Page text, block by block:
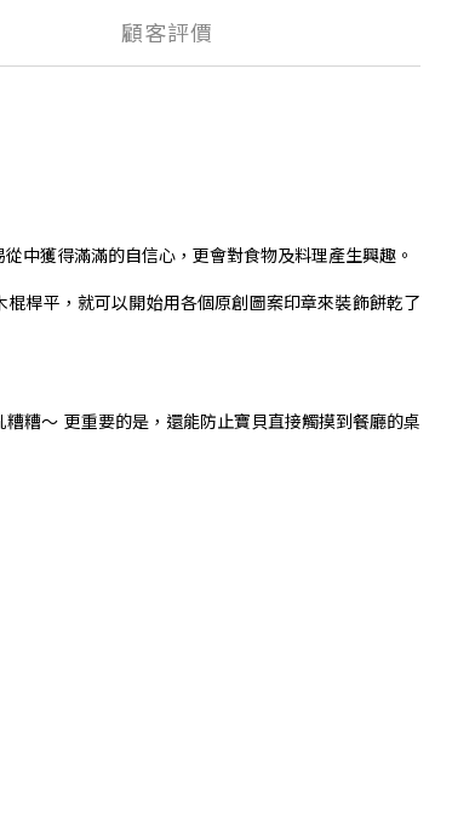
顧客評價
中獲得滿滿的自信心，更會對食物及料理產生興趣。
桿平，就可以開始用各個原創圖案印章來裝飾餅乾了
糟～ 更重要的是，還能防止寶貝直接觸摸到餐廳的桌